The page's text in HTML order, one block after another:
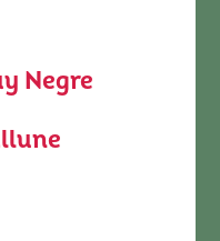
Negre